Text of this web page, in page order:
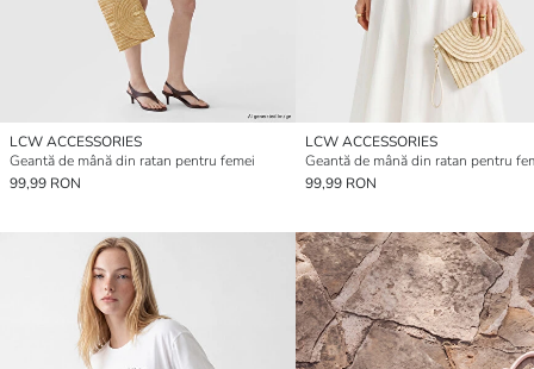
LCW ACCESSORIES
Geantă de mână din ratan pentru femei
99,99 RON
LCW ACCESSORIES
Geantă de mână din ratan pentru
99,99 RON